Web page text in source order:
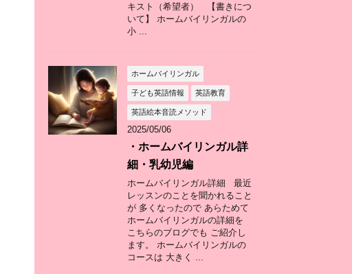
キスト（希望者） 【書きにつ
いて】 ホームバイリンガルの
小 ...
ホームバイリンガル
子ども英語情報 英語教育
英語絵本音読メソッド
2025/05/06
・ホームバイリンガル詳
細・乳幼児編
ホームバイリンガル詳細 最近
レッスンのことを聞かれること
が 多くなったので あらためて
ホームバイリンガルの詳細を
こちらのブログでも ご紹介し
ます。 ホームバイリンガルの
コースは 大きく ...